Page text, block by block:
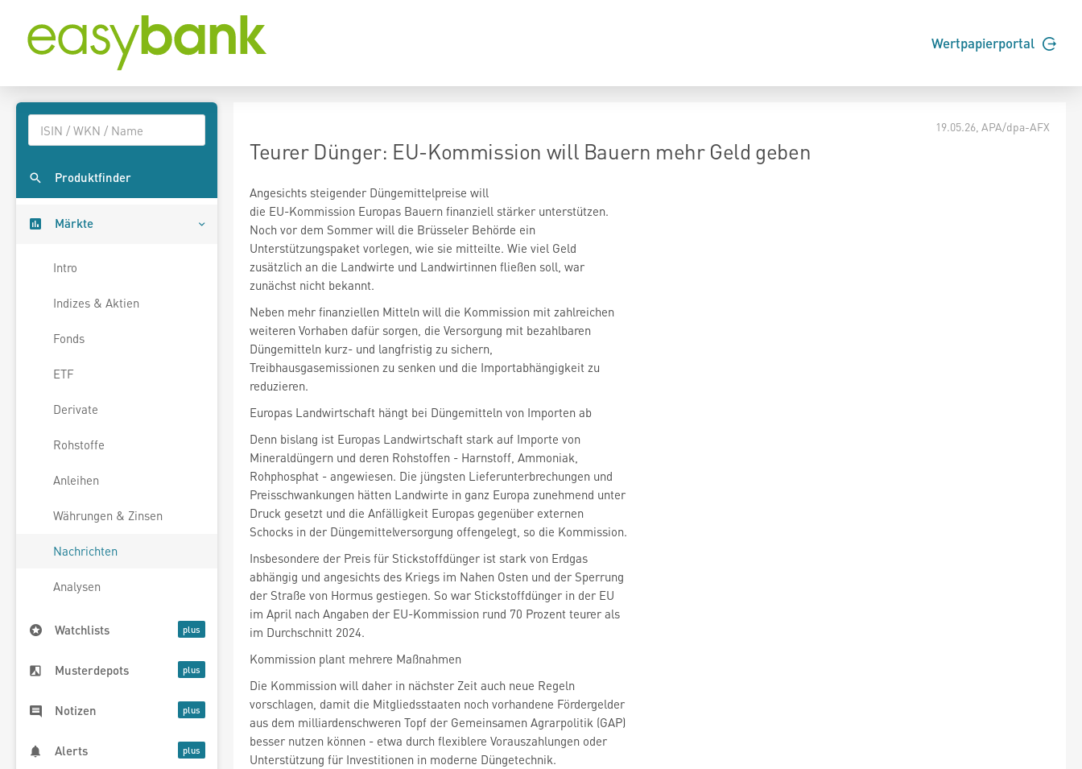
Wertpapierportal
Produktfinder
Märkte
Intro
Indizes & Aktien
Fonds
ETF
Derivate
Rohstoffe
Anleihen
Währungen & Zinsen
Nachrichten
Analysen
Watchlists
Musterdepots
Notizen
Alerts
19.05.26 , APA/dpa-AFX
Teurer Dünger: EU-Kommission will Bauern mehr Geld geben
Angesichts steigender Düngemittelpreise will
die EU-Kommission Europas Bauern finanziell stärker unterstützen.
Noch vor dem Sommer will die Brüsseler Behörde ein
Unterstützungspaket vorlegen, wie sie mitteilte. Wie viel Geld
zusätzlich an die Landwirte und Landwirtinnen fließen soll, war
zunächst nicht bekannt.
Neben mehr finanziellen Mitteln will die Kommission mit zahlreichen
weiteren Vorhaben dafür sorgen, die Versorgung mit bezahlbaren
Düngemitteln kurz- und langfristig zu sichern,
Treibhausgasemissionen zu senken und die Importabhängigkeit zu
reduzieren.
Europas Landwirtschaft hängt bei Düngemitteln von Importen ab
Denn bislang ist Europas Landwirtschaft stark auf Importe von
Mineraldüngern und deren Rohstoffen - Harnstoff, Ammoniak,
Rohphosphat - angewiesen. Die jüngsten Lieferunterbrechungen und
Preisschwankungen hätten Landwirte in ganz Europa zunehmend unter
Druck gesetzt und die Anfälligkeit Europas gegenüber externen
Schocks in der Düngemittelversorgung offengelegt, so die Kommission.
Insbesondere der Preis für Stickstoffdünger ist stark von Erdgas
abhängig und angesichts des Kriegs im Nahen Osten und der Sperrung
der Straße von Hormus gestiegen. So war Stickstoffdünger in der EU
im April nach Angaben der EU-Kommission rund 70 Prozent teurer als
im Durchschnitt 2024.
Kommission plant mehrere Maßnahmen
Die Kommission will daher in nächster Zeit auch neue Regeln
vorschlagen, damit die Mitgliedsstaaten noch vorhandene Fördergelder
aus dem milliardenschweren Topf der Gemeinsamen Agrarpolitik (GAP)
besser nutzen können - etwa durch flexiblere Vorauszahlungen oder
Unterstützung für Investitionen in moderne Düngetechnik.